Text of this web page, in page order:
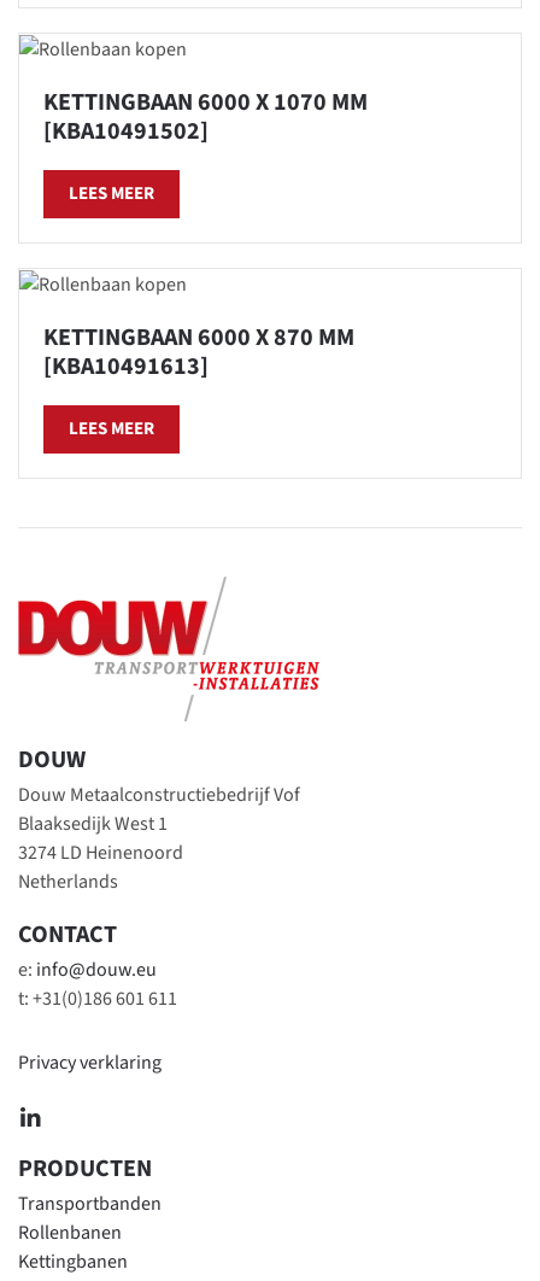
KETTINGBAAN 6000 X 1070 MM
[KBA10491502]
LEES MEER
KETTINGBAAN 6000 X 870 MM
[KBA10491613]
LEES MEER
DOUW
Douw Metaalconstructiebedrijf Vof
Blaaksedijk West 1
3274 LD Heinenoord
Netherlands
CONTACT
e: info@douw.eu
t: +31(0)186 601 611
Privacy verklaring
PRODUCTEN
Transportbanden
Rollenbanen
Kettingbanen